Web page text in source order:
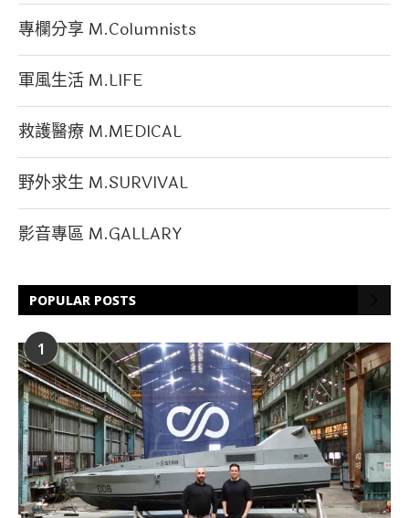
專欄分享 M.Columnists
軍風生活 M.LIFE
救護醫療 M.MEDICAL
野外求生 M.SURVIVAL
影音專區 M.GALLARY
POPULAR POSTS
1